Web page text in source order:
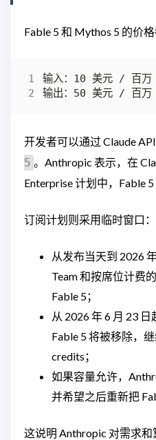
Fable 5 和 Mythos 5 的价格
开发者可以通过 Claude
5 。Anthropic 表示，在
Enterprise 计划中，Fable
订阅计划则采用临时窗口：
从发布当天到 2026
Team 和按席位计费
Fable 5；
从 2026 年 6 月 23
Fable 5 将被移除，
credits；
如果容量允许，
并希望之后重新把
这说明 Anthropic 对需求